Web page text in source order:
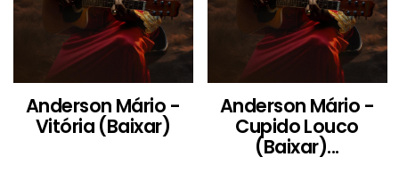
Anderson Mário -
Vitória (Baixar)
Anderson Mário -
Cupido Louco
(Baixar)...